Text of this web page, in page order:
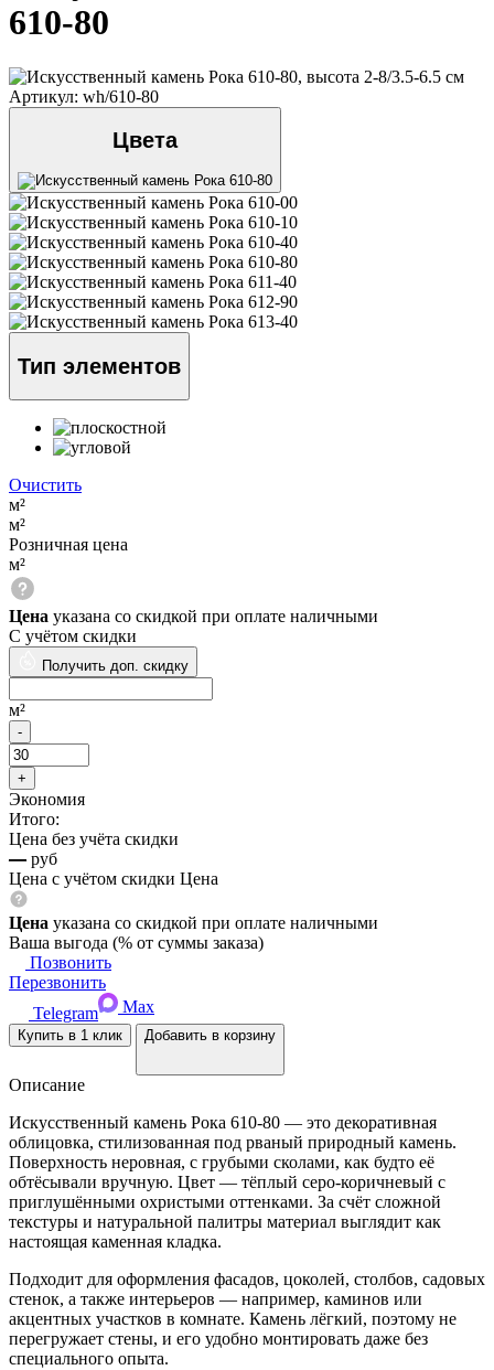
610-80
Артикул: wh/610-80
Цвета
Тип элементов
Очистить
м²
м²
Розничная цена
м²
Цена указана со скидкой при оплате наличными
С учётом скидки
Получить доп. скидку
м²
Экономия
Итого:
Цена без учёта скидки
— руб
Цена с учётом скидки Цена
Цена указана со скидкой при оплате наличными
Ваша выгода (% от суммы заказа)
Позвонить
Перезвонить
Telegram
Max
Купить в 1 клик Добавить в корзину
Описание
Искусственный камень Рока 610-80 — это декоративная
облицовка, стилизованная под рваный природный камень.
Поверхность неровная, с грубыми сколами, как будто её
обтёсывали вручную. Цвет — тёплый серо-коричневый с
приглушёнными охристыми оттенками. За счёт сложной
текстуры и натуральной палитры материал выглядит как
настоящая каменная кладка.
Подходит для оформления фасадов, цоколей, столбов, садовых
стенок, а также интерьеров — например, каминов или
акцентных участков в комнате. Камень лёгкий, поэтому не
перегружает стены, и его удобно монтировать даже без
специального опыта.